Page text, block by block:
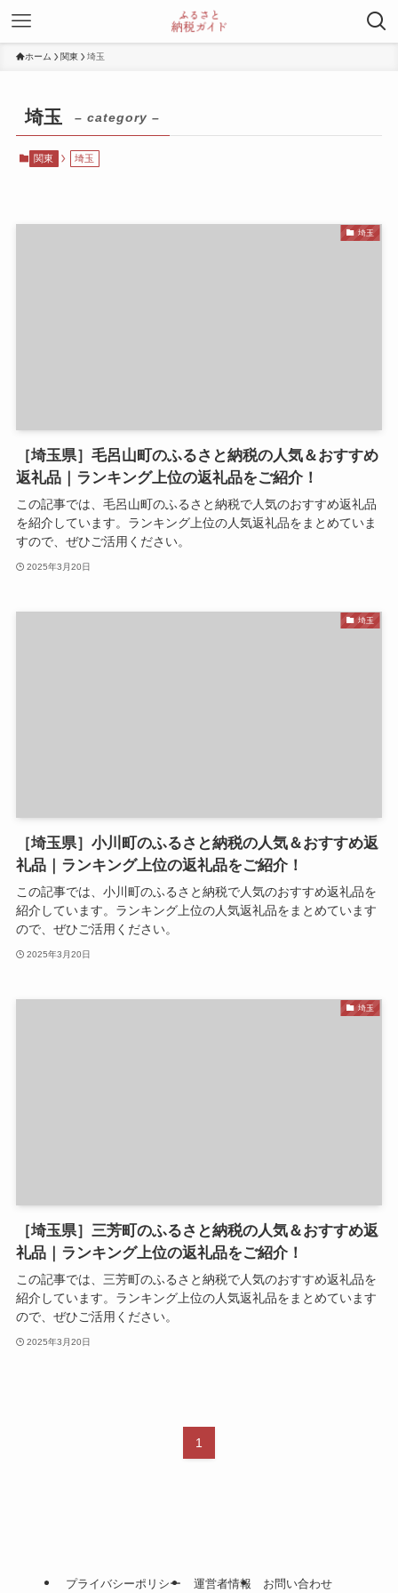
ホーム 関東 埼玉
埼玉 – category –
関東 埼玉
埼玉
［埼玉県］毛呂山町のふるさと納税の人気＆おすすめ
返礼品｜ランキング上位の返礼品をご紹介！
この記事では、毛呂山町のふるさと納税で人気のおすすめ返礼品
を紹介しています。ランキング上位の人気返礼品をまとめていま
すので、ぜひご活用ください。
2025年3月20日
埼玉
［埼玉県］小川町のふるさと納税の人気＆おすすめ返
礼品｜ランキング上位の返礼品をご紹介！
この記事では、小川町のふるさと納税で人気のおすすめ返礼品を
紹介しています。ランキング上位の人気返礼品をまとめています
ので、ぜひご活用ください。
2025年3月20日
埼玉
［埼玉県］三芳町のふるさと納税の人気＆おすすめ返
礼品｜ランキング上位の返礼品をご紹介！
この記事では、三芳町のふるさと納税で人気のおすすめ返礼品を
紹介しています。ランキング上位の人気返礼品をまとめています
ので、ぜひご活用ください。
2025年3月20日
1
プライバシーポリシー 運営者情報 お問い合わせ